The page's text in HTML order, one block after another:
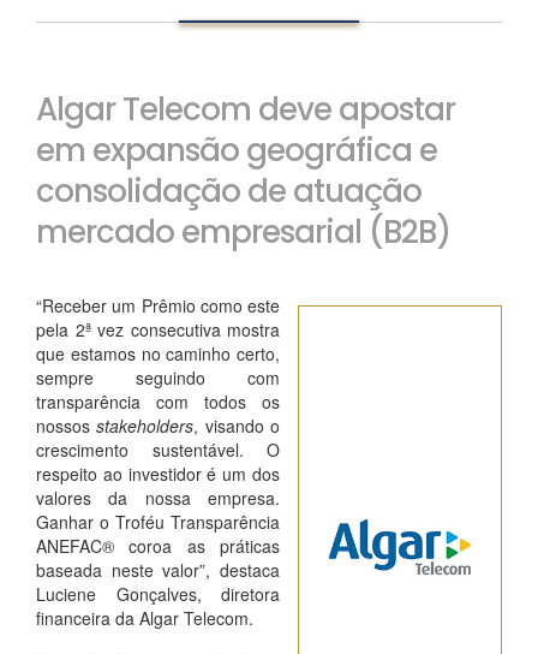
Algar Telecom deve apostar
em expansão geográfica e
consolidação de atuação
mercado empresarial (B2B)
“Receber um Prêmio como este
pela 2ª vez consecutiva mostra
que estamos no caminho certo,
sempre seguindo com
transparência com todos os
nossosstakeholders, visando o
crescimento sustentável. O
respeito ao investidor é um dos
valores da nossa empresa.
Ganhar o Troféu Transparência
ANEFAC® coroa as práticas
baseada neste valor”, destaca
Luciene Gonçalves, diretora
financeira da Algar Telecom.